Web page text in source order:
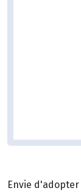
Envie